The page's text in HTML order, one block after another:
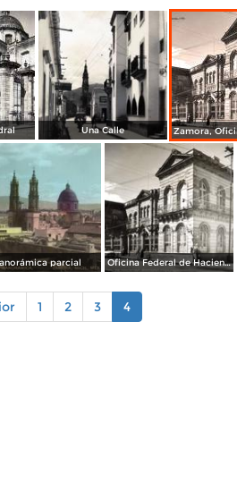
Una Calle
parcial Oficina Federal de Hacienda
1 2 3 4